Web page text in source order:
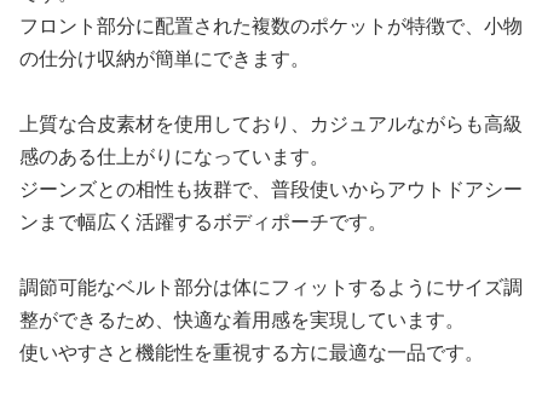
フロント部分に配置された複数のポケットが特徴で、小物
の仕分け収納が簡単にできます。
上質な合皮素材を使用しており、カジュアルながらも高級
感のある仕上がりになっています。
ジーンズとの相性も抜群で、普段使いからアウトドアシー
ンまで幅広く活躍するボディポーチです。
調節可能なベルト部分は体にフィットするようにサイズ調
整ができるため、快適な着用感を実現しています。
使いやすさと機能性を重視する方に最適な一品です。